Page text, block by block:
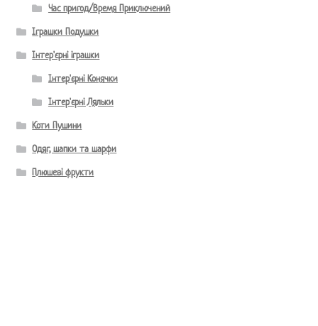
Час пригод/Время Приключений
Іграшки Подушки
Інтер'єрні іграшки
Інтер'єрні Конячки
Інтер'єрні Ляльки
Коти Пушини
Одяг, шапки та шарфи
Плюшеві фрукти